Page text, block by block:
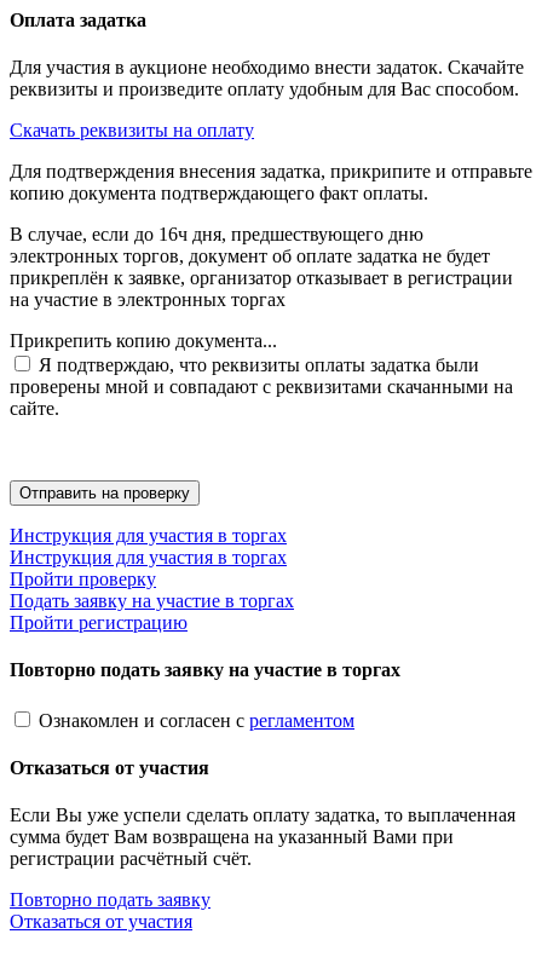
Оплата задатка
Для участия в аукционе необходимо внести задаток. Скачайте
реквизиты и произведите оплату удобным для Вас способом.
Скачать реквизиты на оплату
Для подтверждения внесения задатка, прикрипите и отправьте
копию документа подтверждающего факт оплаты.
В случае, если до 16ч дня, предшествующего дню
электронных торгов, документ об оплате задатка не будет
прикреплён к заявке, организатор отказывает в регистрации
на участие в электронных торгах
Прикрепить копию документа...
Я подтверждаю, что реквизиты оплаты задатка были
проверены мной и совпадают с реквизитами скачанными на
сайте.
Инструкция для участия в торгах
Инструкция для участия в торгах
Пройти проверку
Подать заявку на участие в торгах
Пройти регистрацию
Повторно подать заявку на участие в торгах
Ознакомлен и согласен с регламентом
Отказаться от участия
Если Вы уже успели сделать оплату задатка, то выплаченная
сумма будет Вам возвращена на указанный Вами при
регистрации расчётный счёт.
Повторно подать заявку
Отказаться от участия